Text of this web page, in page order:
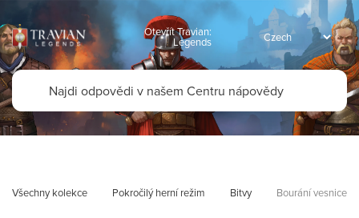
Otevřít Travian:
Legends
Všechny kolekce Pokročilý herní režim Bitvy Bourání vesnice